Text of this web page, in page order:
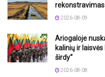
rekonstravimas
2026-08-09
Ariogaloje
kalinių ir
širdy“
2026-08-08